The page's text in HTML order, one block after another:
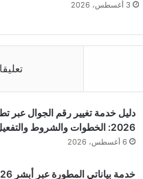
3 أغسطس، 2026
دليل خدمة تغيير رقم الجوال عبر
2026: الخطوات والشروط والتفعيل الفوري
6 أغسطس، 2026